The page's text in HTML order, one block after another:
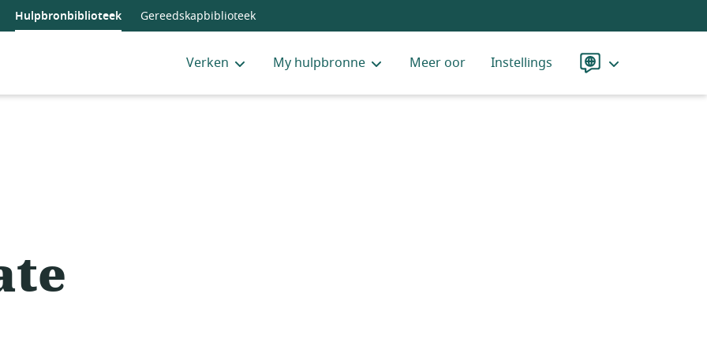
Hulpbronbiblioteek Gereedskapbiblioteek
Verken My hulpbronne Meer oor Instellings
Taal